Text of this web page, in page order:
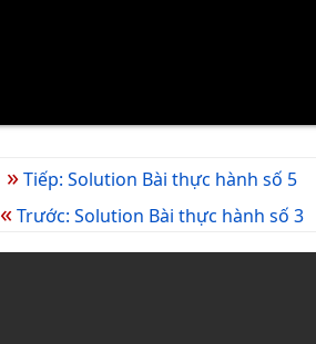
»Tiếp: Solution Bài thực hành số 5
«Trước: Solution Bài thực hành số 3